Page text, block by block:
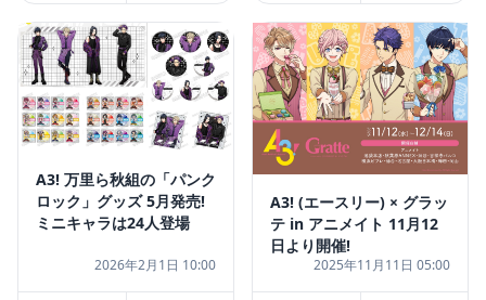
A3! 万里ら秋組の「パンク
ロック」グッズ 5月発売!
ミニキャラは24人登場
2026年2月1日 10:00
A3! (エースリー) × グラッ
テ in アニメイト 11月12
日より開催!
2025年11月11日 05:00